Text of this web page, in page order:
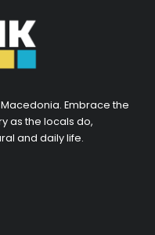
Embrace the
as the locals do,
and daily life.